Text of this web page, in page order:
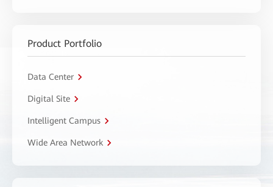
Product Portfolio
Data Center
Digital Site
Intelligent Campus
Wide Area Network